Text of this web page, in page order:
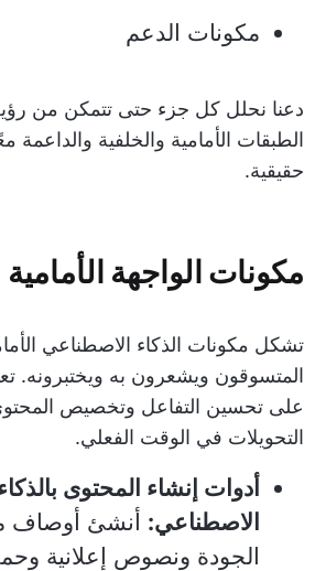
مكونات الدعم
دعنا نحلل كل جزء حتى تتمكن من
الطبقات الأمامية والخلفية والداعمة
حقيقية.
مكونات الواجهة الأمامية
تشكل مكونات الذكاء الاصطناعي
المتسوقون ويشعرون به ويختبرونه.
على تحسين التفاعل وتخصيص
التحويلات في الوقت الفعلي.
أدوات إنشاء المحتوى
الاصطناعي: أنشئ أوصاف
الجودة ونصوص إعلانية